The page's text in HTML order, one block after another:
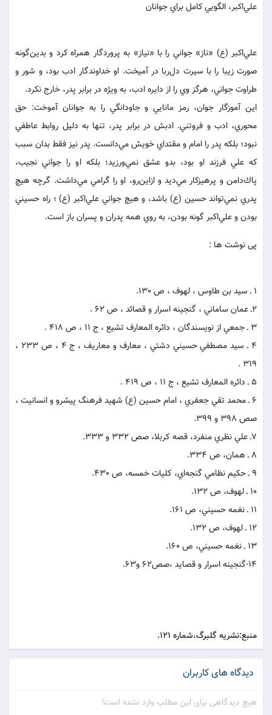
علي‌اكبر، الگويي كامل براي جوانان
علي‌اكبر (ع) «ناز» جواني را با «نياز» به پروردگار همراه كرد و بدين‌گونه
صورت زيبا را با سيرت دل‌ربا در آميخت. او خداوندگار ادب بود، و شور و
طراوت جواني، هرگز وي را از دايره ادب، به ويژه در برابر پدر، خارج نكرد.
اين آموزگار جوان، رمز مانايي و جاودانگي را به جوانان آموخت: حق
محوري، ادب و فروتني. ادبش در برابر پدر، تنها به دليل روابط عاطفي
نبود؛ بلكه پدر را امام و مقتداي خويش مي‌دانست. پدر نيز فقط بدان سبب
كه علي فرزند او بود، بدو عشق نمي‌ورزيد؛ بلكه او را جواني نجيب،
پاك‌دامن و پرهيزكار مي‌ديد و ازاين‌رو، او را گرامي مي‌داشت. گرچه هيچ
پدري نمي‌تواند حسين (ع) باشد، و هيچ جواني علي‌اكبر (ع) ؛ راه حسيني
بودن و علي‌اكبر گونه بودن، به روي همه پدران و پسران باز است.
پی نوشت ها :
1 ـ سيد بن طاوس ، لهوف ، ص 130.
2ـ عمان ساماني ، گنجينه اسرار و قصائد ، ص 62 .
3 ـ جمعي از نويسندگان ، دائره المعارف تشيع ، ج 11 ، ص 418 .
4 ـ سيد مصطفي حسيني دشتي ، معارف و معاريف ، ج 4 ، ص 233 ،
319 .
5 ـ دائره المعارف تشيع ، ج 11 ، ص 419 .
6 ـ محمد تقي جعفري ، امام حسين (ع) شهيد فرهنگ پيشرو و انسانيت ،
صص 398 و 399.
7ـ علي نظري منفرد، قصه کربلا، صص 332 و 333.
8 ـ همان، ص 334.
9 ـ حکيم نظامي گنجه‌اي، کليات خمسه، ص 430.
10 ـ لهوف، ص 132.
11 ـ نغمه حسيني، ص 161.
12 ـ لهوف، ص 132.
13 ـ نغمه حسيني، ص 160.
14-گنجينه اسرار و قصايد ،صص62 و63.
منبع:نشريه گلبرگ،شماره 121.
دیدگاه های کاربران
هیچ دیدگاهی برای این مطلب وارد نشده است!